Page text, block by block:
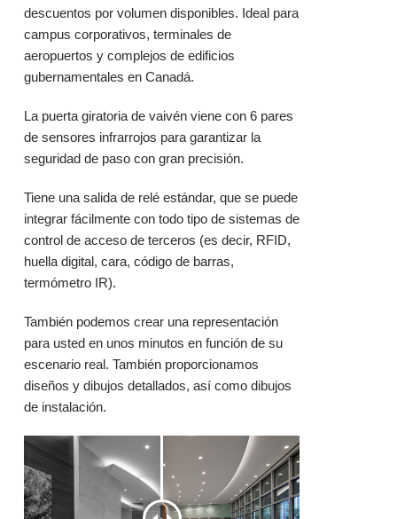
descuentos por volumen disponibles. Ideal para
campus corporativos, terminales de
aeropuertos y complejos de edificios
gubernamentales en Canadá.
La puerta giratoria de vaivén viene con 6 pares
de sensores infrarrojos para garantizar la
seguridad de paso con gran precisión.
Tiene una salida de relé estándar, que se puede
integrar fácilmente con todo tipo de sistemas de
control de acceso de terceros (es decir, RFID,
huella digital, cara, código de barras,
termómetro IR).
También podemos crear una representación
para usted en unos minutos en función de su
escenario real. También proporcionamos
diseños y dibujos detallados, así como dibujos
de instalación.